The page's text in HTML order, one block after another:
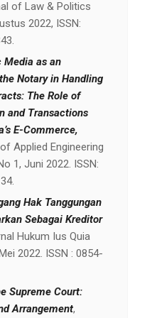
of Law & Politics
2022, ISSN:
Media as an
Notary in Handling
The Role of
and Transactions
E-Commerce,
Applied Engineering
1, Juni 2022. ISSN:
Hak Tanggungan
Sebagai Kreditor
Hukum Ius Quia
2022. ISSN : 0854-
Supreme Court:
Arrangement,